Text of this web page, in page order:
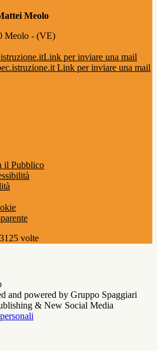
Meolo
Meolo - (VE)
Link per inviare una mail
Link per inviare una mail
il Pubblico
volte
and powered by Gruppo Spaggiari
& New Social Media